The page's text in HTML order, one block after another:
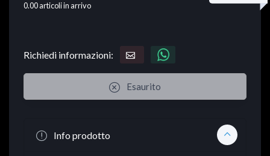
0.00articoli in arrivo
Richiedi informazioni:
Esaurito
Info prodotto